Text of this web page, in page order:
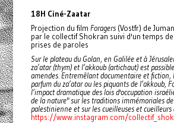
18H Ciné-Zaatar
Projection du film Foragers(Vostfr) de
par le collectif Shokran suivi d'un temps
prises de paroles
Sur le plateau du Golan, en Galilée et à
za’atar (thym) et l’akkoub (artichaut) est
amendes. Entremêlant documentaire et fiction,
parfum du za’atar ou les piquants de l’akkoub,
l’impact dramatique des lois d'occupation
de la nature" sur les traditions immémoriales
palestinienne et sur les cueilleuses et cueilleurs
https://www.instagram.com/